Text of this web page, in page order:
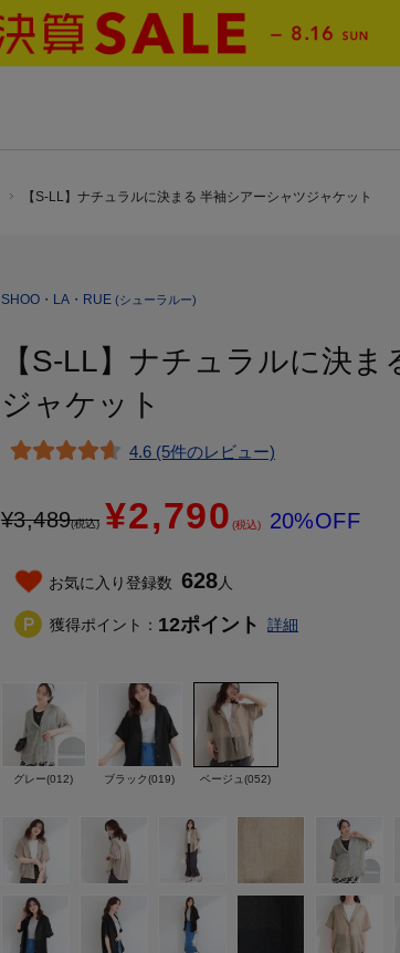
【S-LL】ナチュラルに決まる 半袖シアーシャツジャケット
SHOO・LA・RUE (シューラルー)
【S-LL】ナチュラルに決
ジャケット
4.6 (5件のレビュー)
¥3,489(税込) ¥2,790 (税込) 20%OFF
お気に入り登録数 628人
獲得ポイント： 12ポイント 詳細
グレー(012) ブラック(019) ベージュ(052)